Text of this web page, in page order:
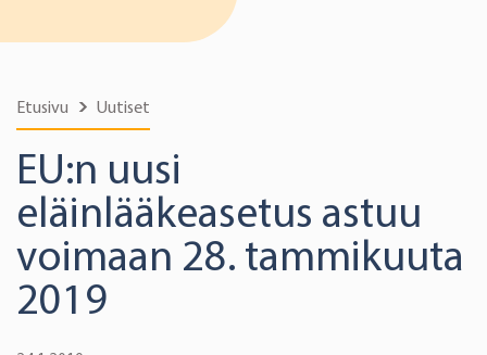
Etusivu Uutiset
EU:n uusi
eläinlääkeasetus astuu
voimaan 28. tammikuuta
2019